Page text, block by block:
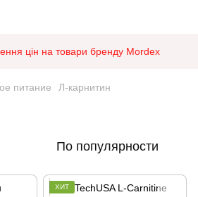
цін на товари бренду Mordex
питание Л-карнитин
По популярности
ХИТ